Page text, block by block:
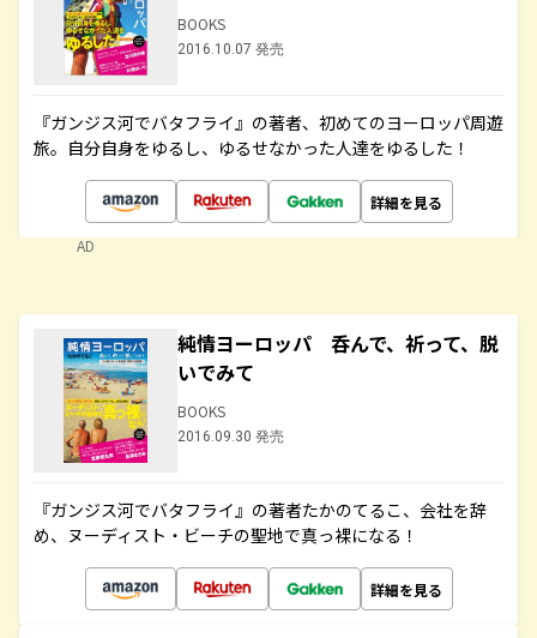
BOOKS
2016.10.07 発売
『ガンジス河でバタフライ』の著者、初めてのヨーロッパ周遊
旅。自分自身をゆるし、ゆるせなかった人達をゆるした！
詳細を見る
AD
純情ヨーロッパ 呑んで、祈って、脱
いでみて
BOOKS
2016.09.30 発売
『ガンジス河でバタフライ』の著者たかのてるこ、会社を辞
め、ヌーディスト・ビーチの聖地で真っ裸になる！
詳細を見る